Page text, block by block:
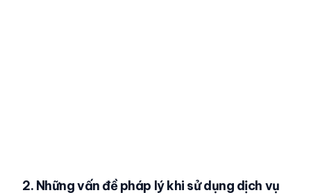
2. Những vấn đề pháp lý khi sử dụng dịch vụ